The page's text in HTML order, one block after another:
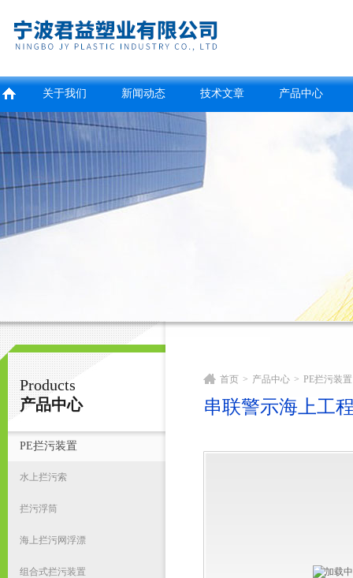
宁波君益塑业有限公司
关于我们 新闻动态 技术文章 产品中心
Products
产品中心
PE拦污装置
水上拦污索
拦污浮筒
海上拦污网浮漂
组合式拦污装置
首页 > 产品中心 > PE拦污装置
串联警示海上工